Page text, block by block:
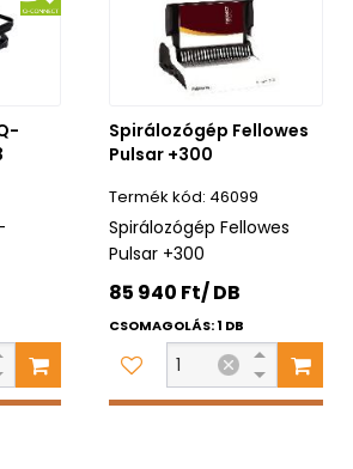
Spirálozógép Fellowes
Pulsar +300
46099
Spirálozógép Fellowes
Pulsar +300
85 940 Ft/ DB
CSOMAGOLÁS: 1 DB